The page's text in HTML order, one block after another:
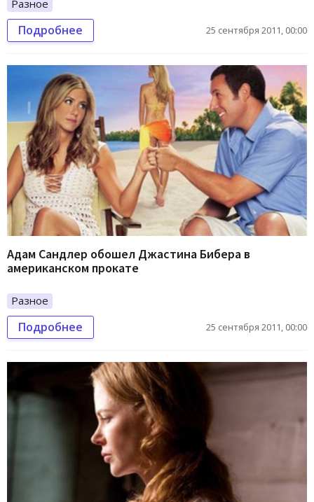
Разное
Подробнее 25 сентября 2011, 00:00
Адам Сандлер обошел Джастина Бибера в
американском прокате
Разное
Подробнее 25 сентября 2011, 00:00